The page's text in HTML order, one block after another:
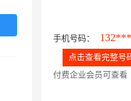
手机号码：
点击查看完整号
付费企业会员可查看